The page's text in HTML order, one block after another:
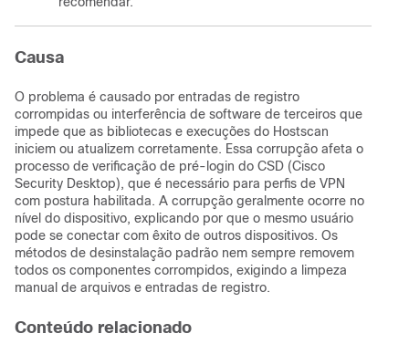
Causa
O problema é causado por entradas de registro
corrompidas ou interferência de software de terceiros que
impede que as bibliotecas e execuções do Hostscan
iniciem ou atualizem corretamente. Essa corrupção afeta o
processo de verificação de pré-login do CSD (Cisco
Security Desktop), que é necessário para perfis de VPN
com postura habilitada. A corrupção geralmente ocorre no
nível do dispositivo, explicando por que o mesmo usuário
pode se conectar com êxito de outros dispositivos. Os
métodos de desinstalação padrão nem sempre removem
todos os componentes corrompidos, exigindo a limpeza
manual de arquivos e entradas de registro.
Conteúdo relacionado